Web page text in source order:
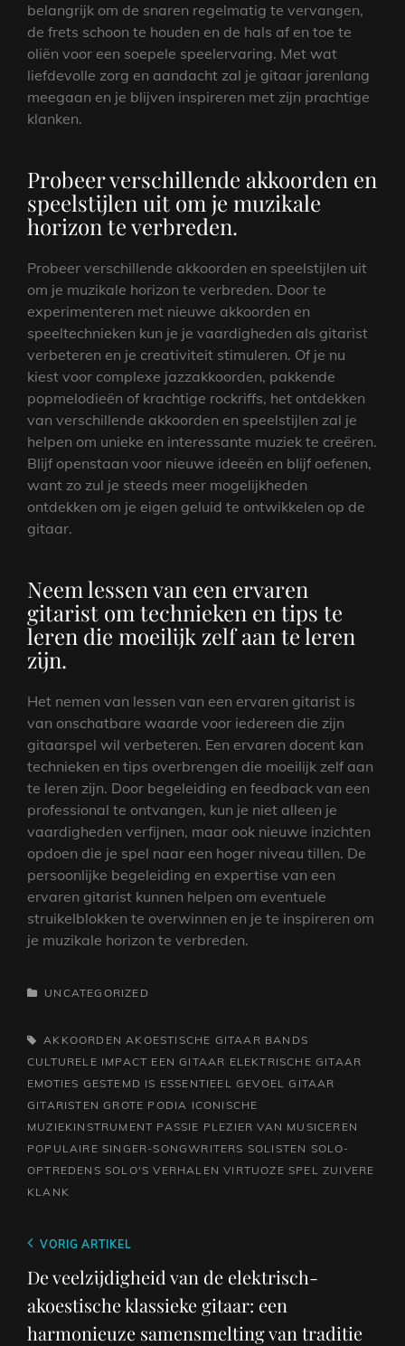
belangrijk om de snaren regelmatig te vervangen,
de frets schoon te houden en de hals af en toe te
oliën voor een soepele speelervaring. Met wat
liefdevolle zorg en aandacht zal je gitaar jarenlang
meegaan en je blijven inspireren met zijn prachtige
klanken.
Probeer verschillende akkoorden en
speelstijlen uit om je muzikale
horizon te verbreden.
Probeer verschillende akkoorden en speelstijlen uit
om je muzikale horizon te verbreden. Door te
experimenteren met nieuwe akkoorden en
speeltechnieken kun je je vaardigheden als gitarist
verbeteren en je creativiteit stimuleren. Of je nu
kiest voor complexe jazzakkoorden, pakkende
popmelodieën of krachtige rockriffs, het ontdekken
van verschillende akkoorden en speelstijlen zal je
helpen om unieke en interessante muziek te creëren.
Blijf openstaan voor nieuwe ideeën en blijf oefenen,
want zo zul je steeds meer mogelijkheden
ontdekken om je eigen geluid te ontwikkelen op de
gitaar.
Neem lessen van een ervaren
gitarist om technieken en tips te
leren die moeilijk zelf aan te leren
zijn.
Het nemen van lessen van een ervaren gitarist is
van onschatbare waarde voor iedereen die zijn
gitaarspel wil verbeteren. Een ervaren docent kan
technieken en tips overbrengen die moeilijk zelf aan
te leren zijn. Door begeleiding en feedback van een
professional te ontvangen, kun je niet alleen je
vaardigheden verfijnen, maar ook nieuwe inzichten
opdoen die je spel naar een hoger niveau tillen. De
persoonlijke begeleiding en expertise van een
ervaren gitarist kunnen helpen om eventuele
struikelblokken te overwinnen en je te inspireren om
je muzikale horizon te verbreden.
CATEGORIEËN
UNCATEGORIZED
TAGS,AKKOORDEN AKOESTISCHE GITAAR BANDS
CULTURELE IMPACT EEN GITAAR ELEKTRISCHE GITAAR
EMOTIES GESTEMD IS ESSENTIEEL GEVOEL GITAAR
GITARISTEN GROTE PODIA ICONISCHE
MUZIEKINSTRUMENT PASSIE PLEZIER VAN MUSICEREN
POPULAIRE SINGER-SONGWRITERS SOLISTEN SOLO-
OPTREDENS SOLO'S VERHALEN VIRTUOZE SPEL ZUIVERE
KLANK
Berichtnavigatie
Vorig
bericht
VORIG ARTIKEL
De veelzijdigheid van de elektrisch-
akoestische klassieke gitaar: een
harmonieuze samensmelting van traditie